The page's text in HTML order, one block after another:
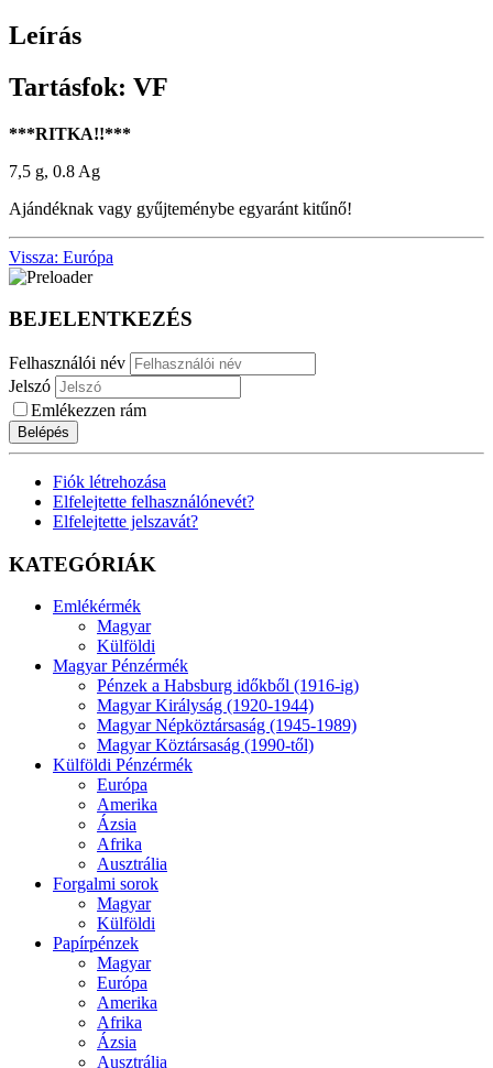
Leírás
Tartásfok: VF
***RITKA!!***
7,5 g, 0.8 Ag
Ajándéknak vagy gyűjteménybe egyaránt kitűnő!
Vissza: Európa
BEJELENTKEZÉS
Felhasználói név
Jelszó
Emlékezzen rám
Belépés
Fiók létrehozása
Elfelejtette felhasználónevét?
Elfelejtette jelszavát?
KATEGÓRIÁK
Emlékérmék
Magyar
Külföldi
Magyar Pénzérmék
Pénzek a Habsburg időkből (1916-ig)
Magyar Királyság (1920-1944)
Magyar Népköztársaság (1945-1989)
Magyar Köztársaság (1990-től)
Külföldi Pénzérmék
Európa
Amerika
Ázsia
Afrika
Ausztrália
Forgalmi sorok
Magyar
Külföldi
Papírpénzek
Magyar
Európa
Amerika
Afrika
Ázsia
Ausztrália